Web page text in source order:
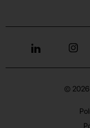
© 2026